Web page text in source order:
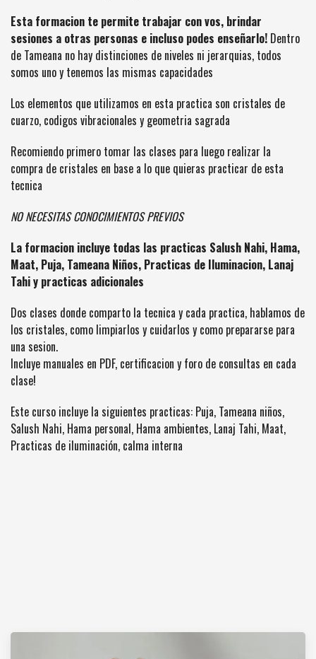
Esta formacion te permite trabajar con vos, brindar
sesiones a otras personas e incluso podes enseñarlo! Dentro
de Tameana no hay distinciones de niveles ni jerarquias, todos
somos uno y tenemos las mismas capacidades
Los elementos que utilizamos en esta practica son cristales de
cuarzo, codigos vibracionales y geometria sagrada
Recomiendo primero tomar las clases para luego realizar la
compra de cristales en base a lo que quieras practicar de esta
tecnica
NO NECESITAS CONOCIMIENTOS PREVIOS
La formacion incluye todas las practicas Salush Nahi, Hama,
Maat, Puja, Tameana Niños, Practicas de Iluminacion, Lanaj
Tahi y practicas adicionales
Dos clases donde comparto la tecnica y cada practica, hablamos de
los cristales, como limpiarlos y cuidarlos y como prepararse para
una sesion.
Incluye manuales en PDF, certificacion y foro de consultas en cada
clase!
Este curso incluye la siguientes practicas: Puja, Tameana niños,
Salush Nahi, Hama personal, Hama ambientes, Lanaj Tahi, Maat,
Practicas de iluminación, calma interna